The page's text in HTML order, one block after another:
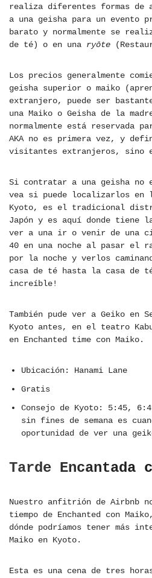
realiza diferentes formas de
a una geisha para un evento
barato y normalmente se
de té) o en una ryōte
Los precios generalmente
geisha superior o maiko
extranjero, puede ser
una Maiko o Geisha de la
normalmente está reservada
AKA no es primera vez, y
visitantes extranjeros, sino
Si contratar a una geisha no
vea si puede localizarlos en
Kyoto, es el tradicional
Japón y es aquí donde tiene
ver a una ir o venir de una
40 en una noche al pasar el
por la noche y verlos
casa de té hasta la casa de
increíble!
También pude ver a Geiko en
Kyoto antes, en el teatro
en Enchanted time con Maiko.
Ubicación: Hanami Lane
Gratis
Consejo de Kyoto: 5:45,
sin fines de semana es
oportunidad de ver una
Tarde Encantada
Nuestro anfitrión de Airbnb
tiempo de Enchanted con
dónde podríamos tener más
Maiko en Kyoto.
Esta es una cena de tres